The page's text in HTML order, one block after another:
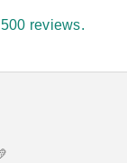
reviews.